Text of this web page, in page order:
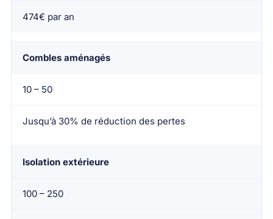
474€ par an
Combles aménagés
10 – 50
Jusqu’à 30% de réduction des pertes
Isolation extérieure
100 – 250